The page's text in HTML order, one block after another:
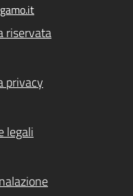
riservata
privacy
legali